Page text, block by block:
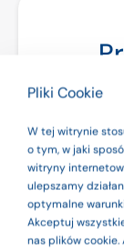
funkcjonowaniu.
do poniższych
wskazówek
pomoże
zminimalizować
negatywne...
Pliki Cookie
W tej witrynie
o tym, w jaki
witryny
ulepszamy
optymalne
Akceptuj
nas plików